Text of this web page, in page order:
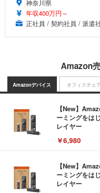
神奈川県
年収400万円～
正社員 / 契約社員 / 派遣
Amazon
Amazonデバイス
【New】
ーミングをは
レイヤー
￥6,980
【New】
ーミングをは
レイヤー
オフィスチェ